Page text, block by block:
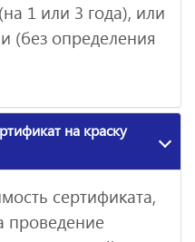
1 или 3 года), или
(без определения
на краску
сертификата,
проведение